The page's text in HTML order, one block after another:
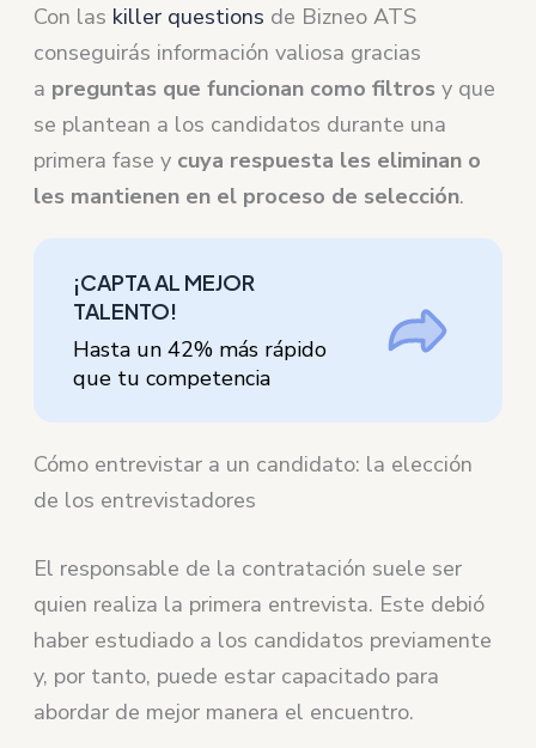
Con las killer questions de Bizneo ATS
conseguirás información valiosa gracias
a preguntas que funcionan como filtrosy que
se plantean a los candidatos durante una
primera fase y cuya respuesta les eliminan o
les mantienen en el proceso de selección.
¡CAPTA AL MEJOR
TALENTO!
Hasta un 42% más rápido
que tu competencia
Cómo entrevistar a un candidato: la elección
de los entrevistadores
El responsable de la contratación suele ser
quien realiza la primera entrevista. Este debió
haber estudiado a los candidatos previamente
y, por tanto, puede estar capacitado para
abordar de mejor manera el encuentro.